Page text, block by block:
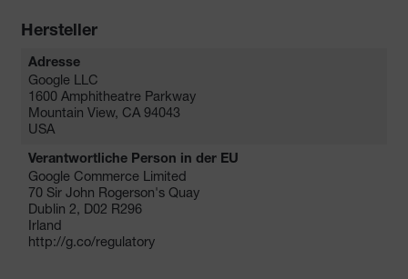
Hersteller
Adresse
Google LLC
1600 Amphitheatre Parkway
Mountain View, CA 94043
USA
Verantwortliche Person in der EU
Google Commerce Limited
70 Sir John Rogerson's Quay
Dublin 2, D02 R296
Irland
http://g.co/regulatory